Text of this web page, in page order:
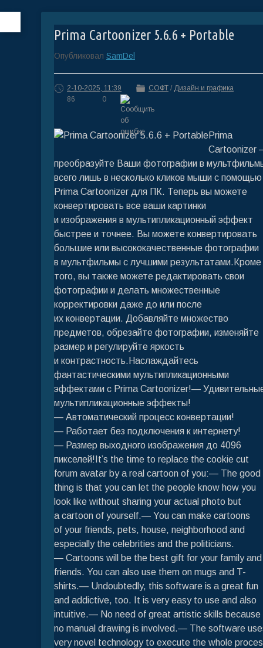
Prima Cartoonizer 5.6.6 + Portable
Опубликовал SamDel
2-10-2025, 11:39 СОФТ / Дизайн и графика
86
0
Prima
Cartoonizer
преобразуйте Ваши фотографии в
всего лишь в несколько кликов мыши с помощью
Prima Cartoonizer для ПК. Теперь вы можете
конвертировать все ваши картинки
и изображения в мультипликационный эффект
быстрее и точнее. Вы можете конвертировать
большие или высококачественные фотографии
в мультфильмы с лучшими результатами.Кроме
того, вы также можете редактировать свои
фотографии и делать множественные
корректировки даже до или после
их конвертации. Добавляйте множество
предметов, обрезайте фотографии, изменяйте
размер и регулируйте яркость
и контрастность.Наслаждайтесь
фантастическими мультипликационными
эффектами с Prima Cartoonizer!—
мультипликационные эффекты!
— Автоматический процесс конвертации!
— Работает без подключения к интернету!
— Размер выходного изображения до 4096
пикселей!It’s the time to replace the cookie cut
forum avatar by a real cartoon of you:— The good
thing is that you can let the people know how you
look like without sharing your actual photo but
a cartoon of yourself.— You can make cartoons
of your friends, pets, house, neighborhood and
especially the celebrities and the politicians.
— Cartoons will be the best gift for your family and
friends. You can also use them on mugs and T-
shirts.— Undoubtedly, this software is a great fun
and addictive, too. It is very easy to use and also
intuitive.— No need of great artistic skills because
no manual drawing is involved.— The software
very novel technology to execute the whole